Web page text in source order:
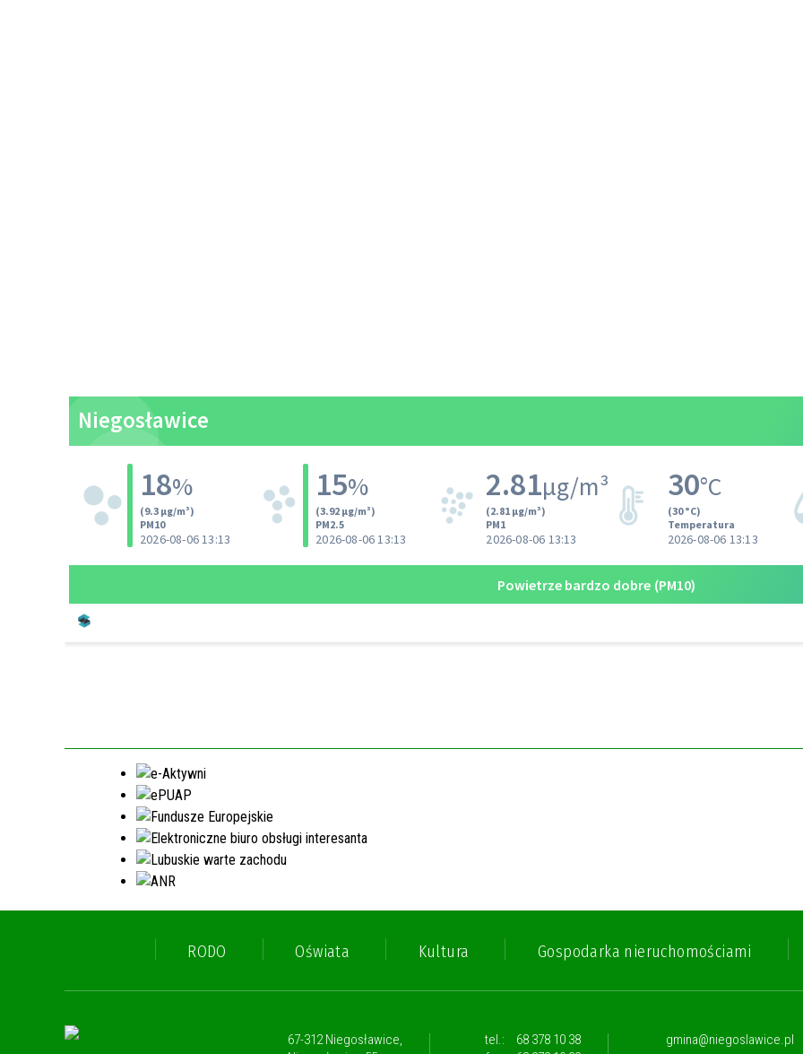
RODO Oświata Kultura Gospodarka nieruchomościami
67-312 Niegosławice,
tel.:
68 378 10 38
gmina@niegoslawice.pl